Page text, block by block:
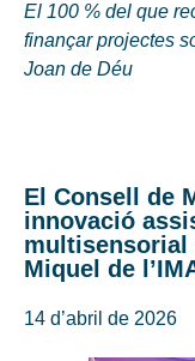
El 100 % del que
finançar projectes
Joan de Déu
El Consell de
innovació
multisensorial
Miquel de
14 d’abril de 2026